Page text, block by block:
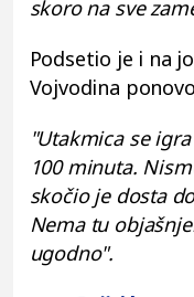
skoro na sve
Podsetio je i na
Vojvodina
"Utakmica se
100 minuta.
skočio je dosta
Nema tu
ugodno".